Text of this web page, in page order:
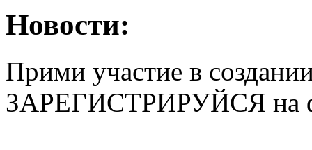
Новости:
Прими участие в
ЗАРЕГИСТРИРУЙСЯ на